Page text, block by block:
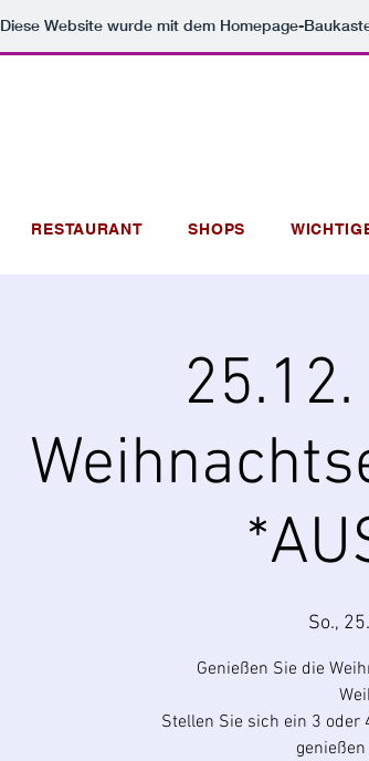
Diese Website wurde mit dem Homepage-
RESTAURANT SHOPS
So.,
Genießen Sie die
Stellen Sie sich ein 3 oder